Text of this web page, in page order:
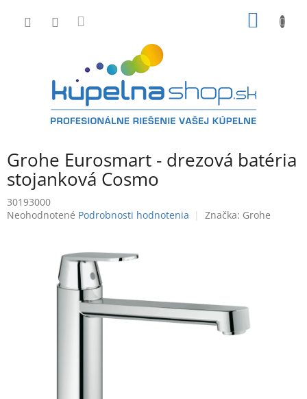
Grohe Eurosmart - drezová batéria
stojanková Cosmo
30193000
Priemerné
Neohodnotené Podrobnosti hodnotenia Značka: Grohe